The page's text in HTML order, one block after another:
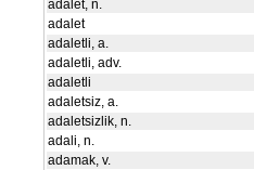
adalet, n.
adalet
adaletli, a.
adaletli, adv.
adaletli
adaletsiz, a.
adaletsizlik, n.
adali, n.
adamak, v.